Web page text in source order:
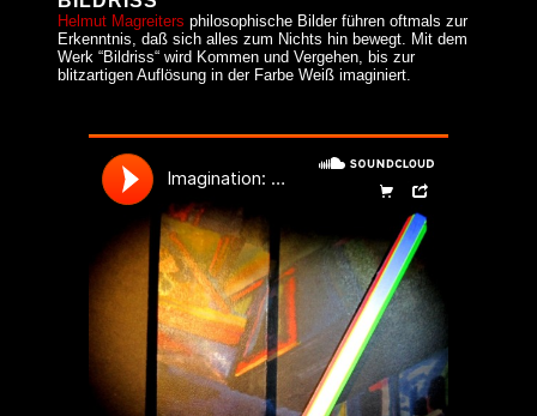
Helmut Magreiters philosophische Bilder führen oftmals zur
Erkenntnis, daß sich alles zum Nichts hin bewegt. Mit dem
Werk “Bildriss“ wird Kommen und Vergehen, bis zur
blitzartigen Auflösung in der Farbe Weiß imaginiert.